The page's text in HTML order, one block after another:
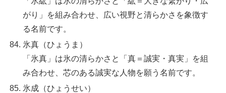
がり」を組み合わせ、広い視野と清らかさを象徴す
る名前です。
氷真（ひょうま）
「氷真」は氷の清らかさと「真＝誠実・真実」を組
み合わせ、芯のある誠実な人物を願う名前です。
氷成（ひょうせい）